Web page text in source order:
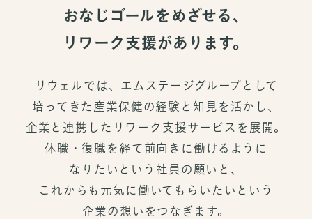
おなじゴールをめざせる、
リワーク支援があります。
リウェルでは、エムステージグループとして
培ってきた産業保健の経験と知見を活かし、
企業と連携したリワーク支援サービスを展開。
休職・復職を経て前向きに働けるように
なりたいという社員の願いと、
これからも元気に働いてもらいたいという
企業の想いをつなぎます。